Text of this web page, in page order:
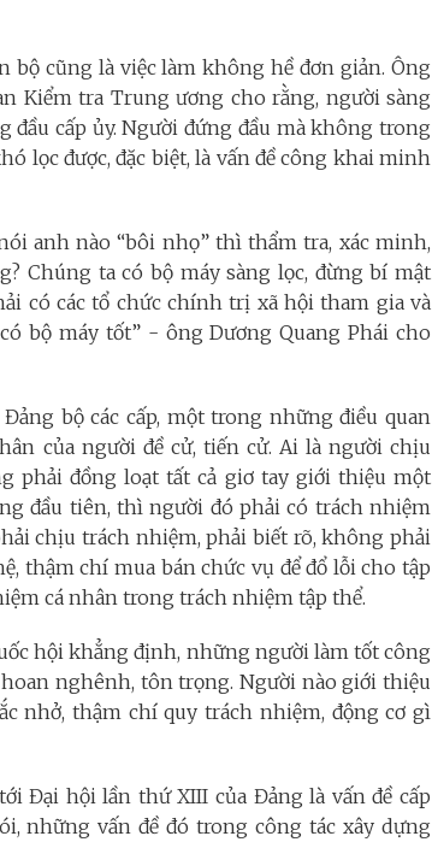
bộ cũng là việc làm không hề đơn giản. Ông
Kiểm tra Trung ương cho rằng, người sàng
cấp ủy. Người đứng đầu mà không trong
lọc được, đặc biệt, là vấn đề công khai minh
anh nào “bôi nhọ” thì thẩm tra, xác minh,
Chúng ta có bộ máy sàng lọc, đừng bí mật
có các tổ chức chính trị xã hội tham gia và
bộ máy tốt” - ông Dương Quang Phái cho
bộ các cấp, một trong những điều quan
của người đề cử, tiến cử. Ai là người chịu
phải đồng loạt tất cả giơ tay giới thiệu một
đầu tiên, thì người đó phải có trách nhiệm
chịu trách nhiệm, phải biết rõ, không phải
thậm chí mua bán chức vụ để đổ lỗi cho tập
cá nhân trong trách nhiệm tập thể.
hội khẳng định, những người làm tốt công
nghênh, tôn trọng. Người nào giới thiệu
nhở, thậm chí quy trách nhiệm, động cơ gì
Đại hội lần thứ XIII của Đảng là vấn đề cấp
những vấn đề đó trong công tác xây dựng